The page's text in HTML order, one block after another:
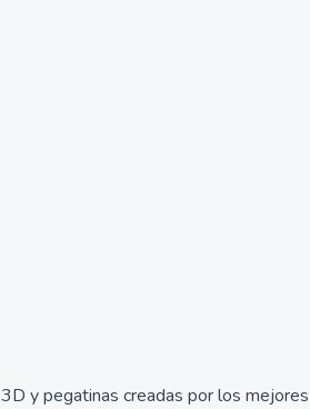
y pegatinas creadas por los